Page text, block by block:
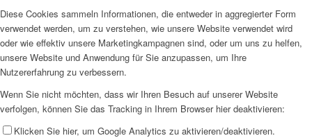
Diese Cookies sammeln Informationen, die entweder in aggregierter Form
verwendet werden, um zu verstehen, wie unsere Website verwendet wird
oder wie effektiv unsere Marketingkampagnen sind, oder um uns zu helfen,
unsere Website und Anwendung für Sie anzupassen, um Ihre
Nutzererfahrung zu verbessern.
Wenn Sie nicht möchten, dass wir Ihren Besuch auf unserer Website
verfolgen, können Sie das Tracking in Ihrem Browser hier deaktivieren:
Klicken Sie hier, um Google Analytics zu aktivieren/deaktivieren.